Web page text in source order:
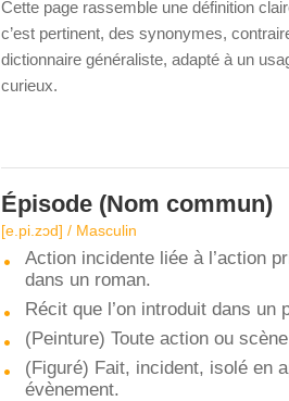
Cette page rassemble une définition
c’est pertinent, des synonymes,
dictionnaire généraliste, adapté à un
curieux.
Épisode (Nom commun)
[e.pi.zɔd] / Masculin
Action incidente liée à l’action
dans un roman.
Récit que l’on introduit dans un
(Peinture) Toute action ou
(Figuré) Fait, incident, isolé en
évènement.